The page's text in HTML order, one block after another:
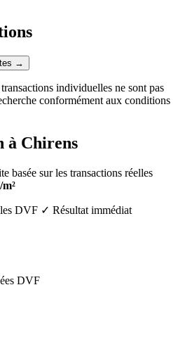
→
individuelles ne sont pas
conformément aux conditions
à Chirens
basée sur les transactions réelles
DVF ✓ Résultat immédiat
DVF